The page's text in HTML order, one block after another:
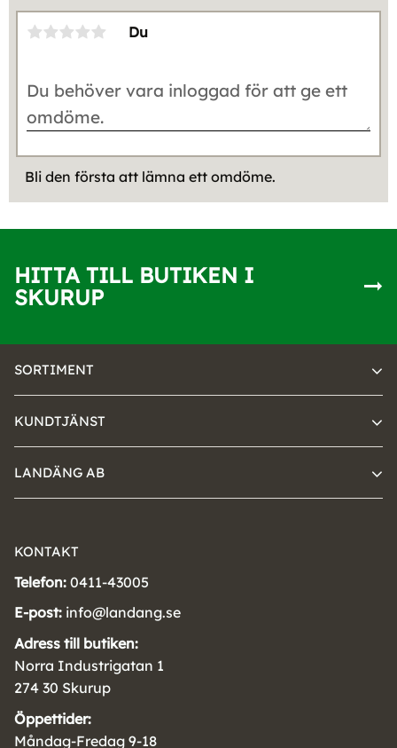
Du
Bli den första att lämna ett omdöme.
HITTA TILL BUTIKEN I
SKURUP
SORTIMENT
KUNDTJÄNST
LANDÄNG AB
KONTAKT
Telefon: 0411-43005
E-post: info@landang.se
Adress till butiken:
Norra Industrigatan 1
274 30 Skurup
Öppettider:
Måndag-Fredag 9-18